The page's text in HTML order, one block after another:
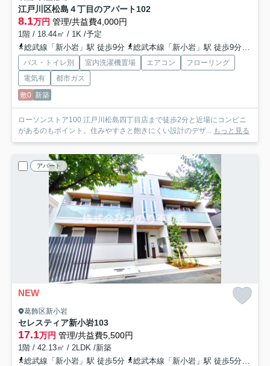
江戸川区松島４丁目のアパート102
8.1万円 管理/共益費4,000円
1階 / 18.44㎡ / 1K /予定
総武線「新小岩」駅 徒歩9分
総武本線「新小岩」駅 徒歩9分
バス・トイレ別 室内洗濯機置場 エアコン
フローリング
電気有
都市ガス
敷0 新築
ローソンストア100 江戸川松島四丁目店まで徒歩2分と近場にコンビニ
があるのもポイント。住みやすさと飽きにくい設計のデザ...
もっと見る
アパート
NEW
葛飾区新小岩
セレスティア新小岩103
17.1万円 管理/共益費5,500円
1階 / 42.13㎡ / 2LDK /新築
総武線「新小岩」駅 徒歩5分
総武本線「新小岩」駅 徒歩5分